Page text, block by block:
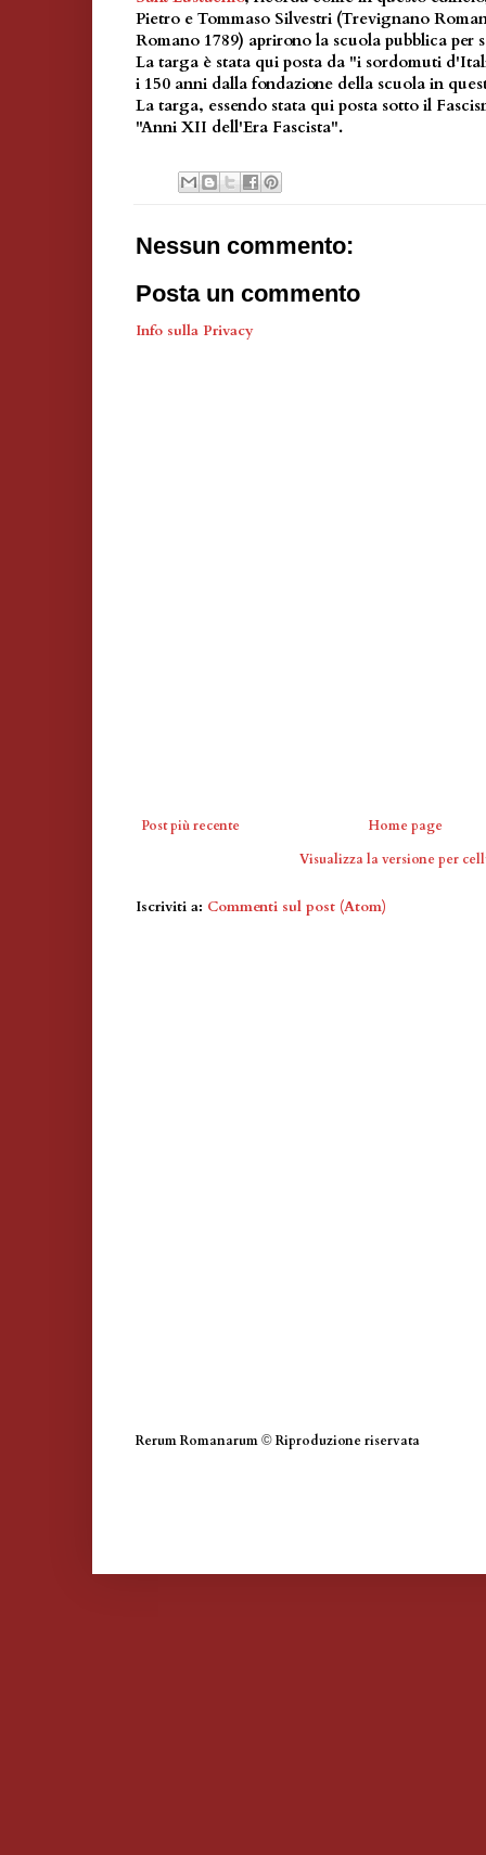
Pietro e Tommaso Silvestri (Trevignano
Romano 1789) aprirono la scuola pubblica per
La targa è stata qui posta da "i sordomuti
i 150 anni dalla fondazione della scuola in
La targa, essendo stata qui posta sotto il
"Anni XII dell'Era Fascista".
Nessun commento:
Posta un commento
Info sulla Privacy
Post più recente
Home page
Visualizza la versione per
Iscriviti a: Commenti sul post (Atom)
Rerum Romanarum © Riproduzione riservata